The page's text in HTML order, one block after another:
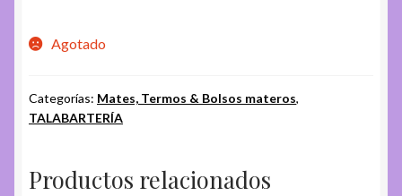
Agotado
Categorías: Mates, Termos & Bolsos materos,
TALABARTERÍA
Productos relacionados